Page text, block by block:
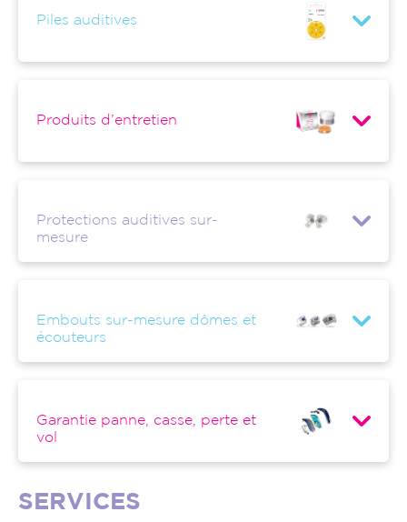
Piles auditives
Produits d’entretien
Protections auditives sur-
mesure
Embouts sur-mesure dômes et
écouteurs
Garantie panne, casse, perte et
vol
SERVICES